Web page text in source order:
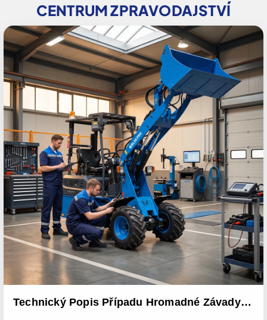
CENTRUM ZPRAVODAJSTVÍ
Technický Popis Případu Hromadné Závady U